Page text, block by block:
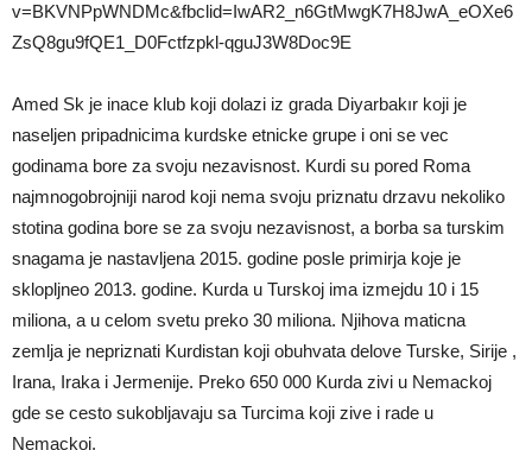
v=BKVNPpWNDMc&fbclid=IwAR2_n6GtMwgK7H8JwA_eOXe6
ZsQ8gu9fQE1_D0Fctfzpkl-qguJ3W8Doc9E
Amed Sk je inace klub koji dolazi iz grada Diyarbakır koji je
naseljen pripadnicima kurdske etnicke grupe i oni se vec
godinama bore za svoju nezavisnost. Kurdi su pored Roma
najmnogobrojniji narod koji nema svoju priznatu drzavu nekoliko
stotina godina bore se za svoju nezavisnost, a borba sa turskim
snagama je nastavljena 2015. godine posle primirja koje je
sklopljneo 2013. godine. Kurda u Turskoj ima izmejdu 10 i 15
miliona, a u celom svetu preko 30 miliona. Njihova maticna
zemlja je nepriznati Kurdistan koji obuhvata delove Turske, Sirije ,
Irana, Iraka i Jermenije. Preko 650 000 Kurda zivi u Nemackoj
gde se cesto sukobljavaju sa Turcima koji zive i rade u
Nemackoj.